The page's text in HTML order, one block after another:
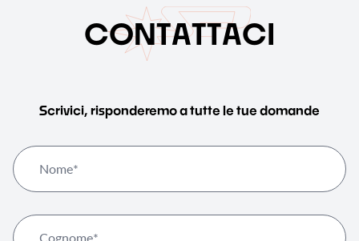
CONTATTACI
Scrivici, risponderemo a tutte le tue domande